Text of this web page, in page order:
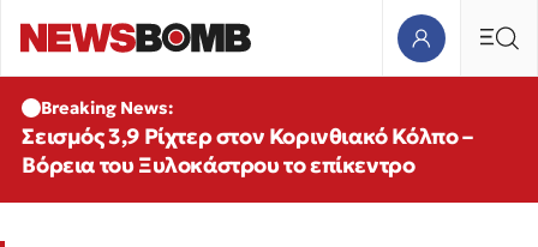
Breaking News:
Σεισμός 3,9 Ρίχτερ στον Κορινθιακό Κόλπο –
Βόρεια του Ξυλοκάστρου το επίκεντρο